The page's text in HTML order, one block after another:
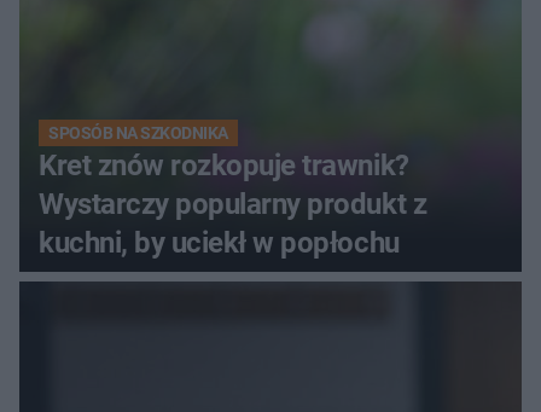
SPOSÓB NA SZKODNIKA
Kret znów rozkopuje trawnik?
Wystarczy popularny produkt z
kuchni, by uciekł w popłochu